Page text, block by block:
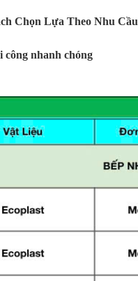
Chọn Lựa Theo Nhu Cầu
nhanh chóng